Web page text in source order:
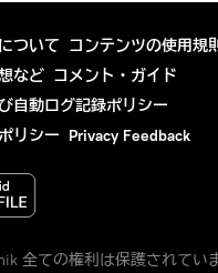
ついて コンテンツの使用規
など コメント・ガイド
自動ログ記録ポリシー
リシー Privacy Feedback
全ての権利は保護されてい